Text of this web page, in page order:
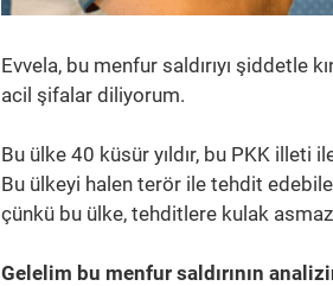
Evvela, bu menfur saldırıyı şiddetle
acil şifalar diliyorum.
Bu ülke 40 küsür yıldır, bu PKK illeti
Bu ülkeyi halen terör ile tehdit
çünkü bu ülke, tehditlere kulak
Gelelim bu menfur saldırının